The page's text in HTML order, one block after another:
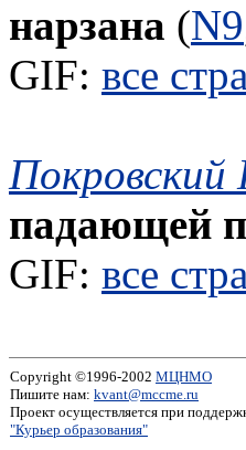
нарзана (N9
GIF: все
Покровский
падающей
GIF: все
Copyright ©1996-2002 МЦНМО
Пишите нам: kvant@mccme.ru
Проект осуществляется при
"Курьер образования"